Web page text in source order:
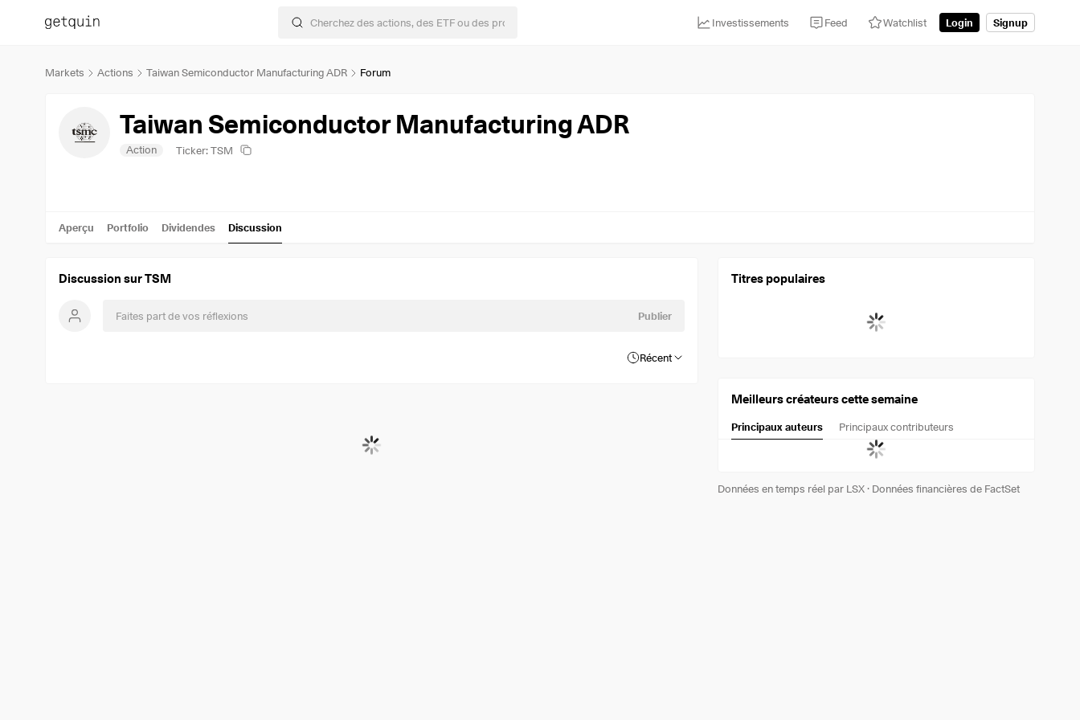
Investissements Feed Watchlist Login Signup
Markets Actions Taiwan Semiconductor Manufacturing ADR Forum
Taiwan Semiconductor Manufacturing ADR
Action Ticker: TSM
Aperçu Portfolio Dividendes Discussion
Discussion sur TSM
Publier
Récent
Titres populaires
Meilleurs créateurs cette semaine
Principaux auteurs Principaux contributeurs
Données en temps réel par LSX· Données financières de FactSet